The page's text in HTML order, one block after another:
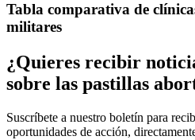
Tabla comparativa de
militares
¿Quieres recibir
sobre las pastillas
Suscríbete a nuestro boletín para
oportunidades de acción,